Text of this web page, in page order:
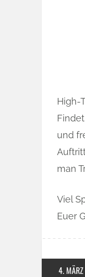
High-
und
man
Viel
Euer
4.